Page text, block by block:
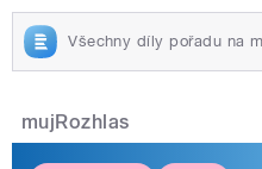
Všechny díly pořadu na
mujRozhlas